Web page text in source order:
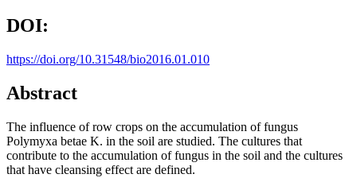
DOI:
https://doi.org/10.31548/bio2016.01.010
Abstract
The influence of row crops on the accumulation of fungus
Polymyxa betae K. in the soil are studied. The cultures that
contribute to the accumulation of fungus in the soil and the cultures
that have cleansing effect are defined.